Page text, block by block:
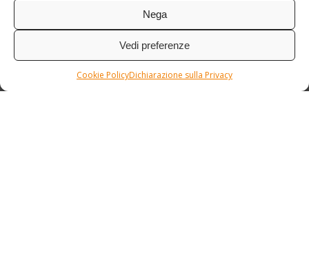
Nega
Vedi preferenze
Cookie PolicyDichiarazione sulla Privacy